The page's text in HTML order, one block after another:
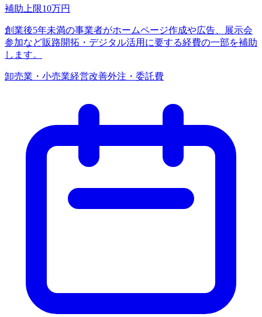
補助上限10万円
創業後5年未満の事業者がホームページ作成や広告、展示会
参加など販路開拓・デジタル活用に要する経費の一部を補助
します。
卸売業・小売業経営改善外注・委託費